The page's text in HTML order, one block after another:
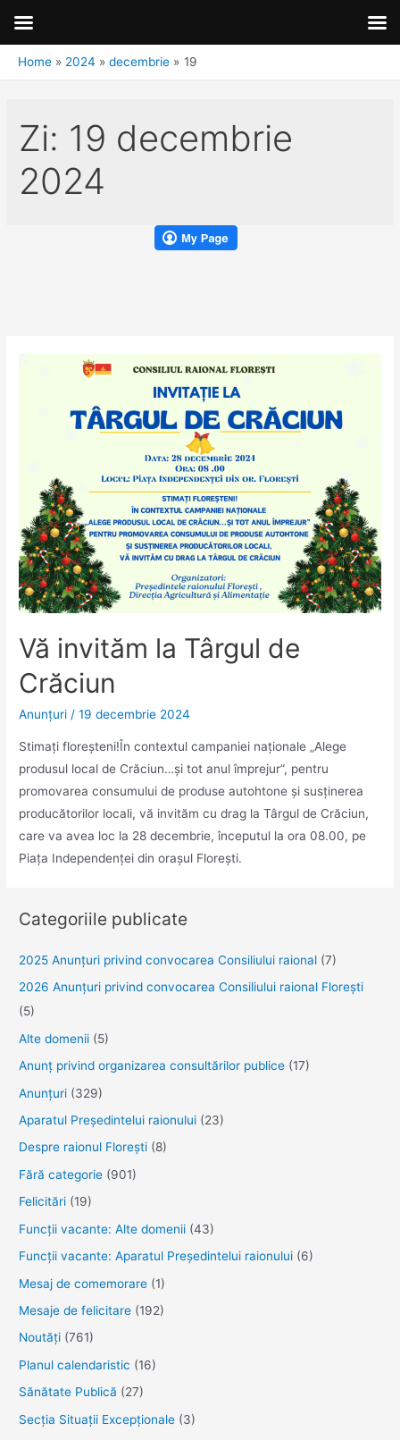
Home 2024 decembrie 19
Zi: 19 decembrie
2024
Vă invităm la Târgul de
Crăciun
Anunţuri /19 decembrie 2024
Stimați floreșteni!În contextul campaniei naționale „Alege
produsul local de Crăciun…și tot anul împrejur”, pentru
promovarea consumului de produse autohtone și susținerea
producătorilor locali, vă invităm cu drag la Târgul de Crăciun,
care va avea loc la 28 decembrie, începutul la ora 08.00, pe
Piața Independenței din orașul Florești.
Categoriile publicate
2025 Anunţuri privind convocarea Consiliului raional (7)
2026 Anunțuri privind convocarea Consiliului raional Florești
(5)
Alte domenii (5)
Anunţ privind organizarea consultărilor publice (17)
Anunţuri (329)
Aparatul Preşedintelui raionului (23)
Despre raionul Floreşti (8)
Fără categorie (901)
Felicitări (19)
Funcţii vacante: Alte domenii (43)
Funcții vacante: Aparatul Președintelui raionului (6)
Mesaj de comemorare (1)
Mesaje de felicitare (192)
Noutăţi (761)
Planul calendaristic (16)
Sănătate Publică (27)
Secția Situații Excepționale (3)